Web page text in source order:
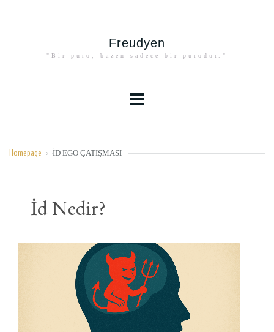
Freudyen
"Bir puro, bazen sadece bir purodur."
Homepage > ID EGO ÇATIŞMASI
İd Nedir?